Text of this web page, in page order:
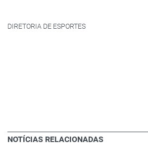
DIRETORIA DE ESPORTES
NOTÍCIAS RELACIONADAS